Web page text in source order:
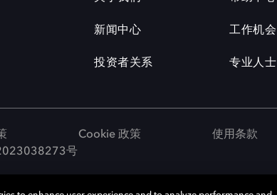
新闻中心
投资者关系
工作机会
专业人士
Cookie 政策
使用条款
号